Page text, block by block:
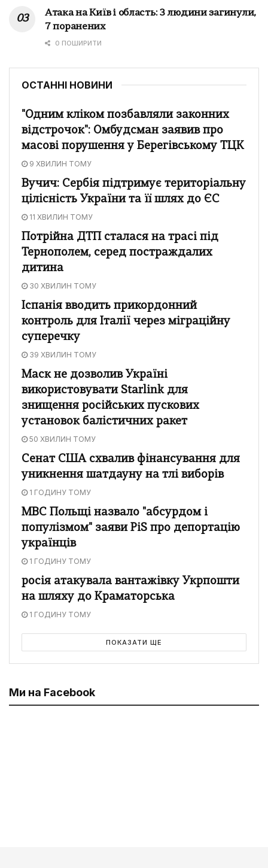
Атака на Київ і область: 3 людини загинули,
7 поранених
0 ПОШИРИТИ
ОСТАННІ НОВИНИ
"Одним кліком позбавляли законних
відстрочок": Омбудсман заявив про
масові порушення у Берегівському ТЦК
9 ХВИЛИН ТОМУ
Вучич: Сербія підтримує територіальну
цілісність України та її шлях до ЄС
11 ХВИЛИН ТОМУ
Потрійна ДТП сталася на трасі під
Тернополем, серед постраждалих
дитина
30 ХВИЛИН ТОМУ
Іспанія вводить прикордонний
контроль для Італії через міграційну
суперечку
39 ХВИЛИН ТОМУ
Маск не дозволив Україні
використовувати Starlink для
знищення російських пускових
установок балістичних ракет
50 ХВИЛИН ТОМУ
Сенат США схвалив фінансування для
уникнення шатдауну на тлі виборів
1 ГОДИНУ ТОМУ
МВС Польщі назвало "абсурдом і
популізмом" заяви PiS про депортацію
українців
1 ГОДИНУ ТОМУ
росія атакувала вантажівку Укрпошти
на шляху до Краматорська
1 ГОДИНУ ТОМУ
ПОКАЗАТИ ЩЕ
Ми на Facebook